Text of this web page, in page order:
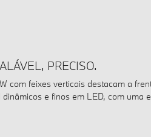
PRECISO.
com feixes verticais destacam a
e finos em LED, com uma